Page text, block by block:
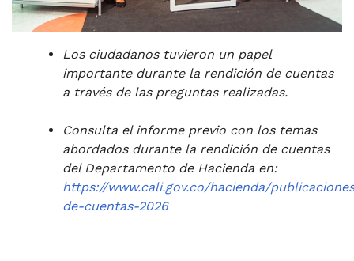
Los ciudadanos tuvieron un papel
importante durante la rendición de cuentas
a través de las preguntas realizadas.
Consulta el informe previo con los temas
abordados durante la rendición de cuentas
del Departamento de Hacienda en:
https://www.cali.gov.co/hacienda/
de-cuentas-2026